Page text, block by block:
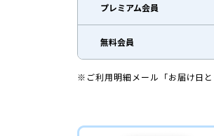
プレミアム会員
無料会員
※ご利用明細メール「お届け日